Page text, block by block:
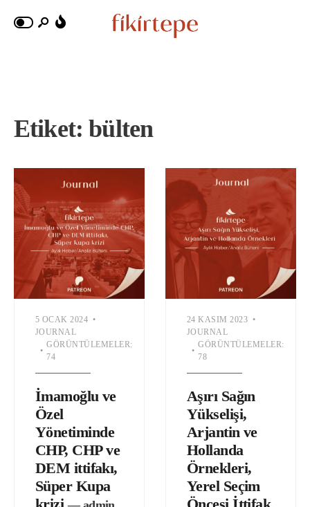
Etiket:bülten
5 OCAK 2024 •
JOURNAL
•
GÖRÜNTÜLEMELER:
74
İmamoğlu ve
Özel
Yönetiminde
CHP, CHP ve
DEM ittifakı,
Süper Kupa
24 KASIM 2023 •
JOURNAL
•
GÖRÜNTÜLEMELER:
78
Aşırı Sağın
Yükselişi,
Arjantin ve
Hollanda
Örnekleri,
Yerel Seçim